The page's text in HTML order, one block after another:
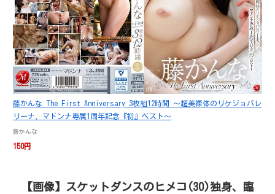
藤かんな The First Anniversary 3枚組12時間 ～超美裸体のリケジョバレ
リーナ、マドンナ専属1周年記念『初』ベスト～
藤かんな
150円
【画像】スケットダンスのヒメコ(30)独身、臨